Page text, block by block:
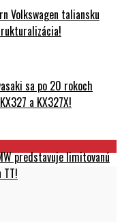
Volkswagen taliansku
sa po 20 rokoch
a KX327X!
predstavuje limitovanú
TT!